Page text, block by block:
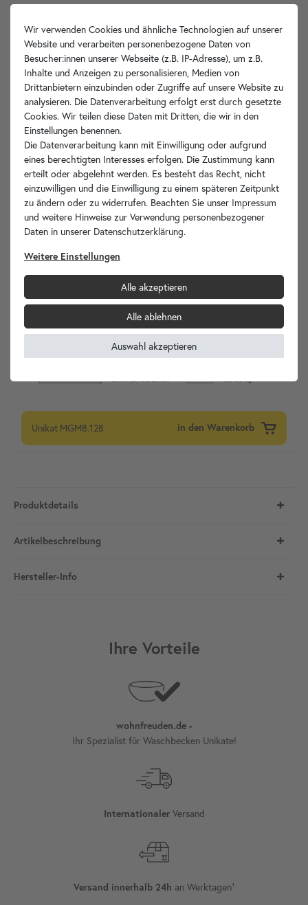
Unikat MGM8.128 in den Warenkorb
Produktdetails
Artikelbeschreibung
Hersteller-Info
Ihre Vorteile
wohnfreuden.de -
Ihr Spezialist für Waschbecken Unikate!
InternationalerVersand
Versand innerhalb 24h an Werktagen¹
Wir verwenden Cookies und ähnliche Technologien auf unserer
Website und verarbeiten personenbezogene Daten von
Besucher:innen unserer Webseite (z.B. IP-Adresse), um z.B.
Inhalte und Anzeigen zu personalisieren, Medien von
Drittanbietern einzubinden oder Zugriffe auf unsere Website zu
analysieren. Die Datenverarbeitung erfolgt erst durch gesetzte
Cookies. Wir teilen diese Daten mit Dritten, die wir in den
Einstellungen benennen.
Die Datenverarbeitung kann mit Einwilligung oder aufgrund
eines berechtigten Interesses erfolgen. Die Zustimmung kann
erteilt oder abgelehnt werden. Es besteht das Recht, nicht
einzuwilligen und die Einwilligung zu einem späteren Zeitpunkt
zu ändern oder zu widerrufen. Beachten Sie unser Impressum
und weitere Hinweise zur Verwendung personenbezogener
Daten in unserer Daten­schutz­erklärung.
Weitere Einstellungen
Alle akzeptieren
Alle ablehnen
Auswahl akzeptieren